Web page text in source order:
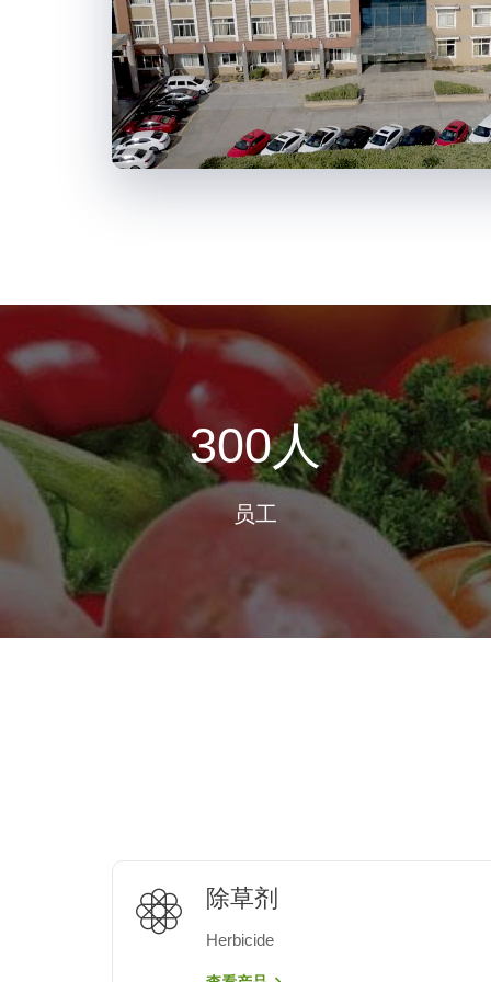
300人
员工
除草剂
Herbicide